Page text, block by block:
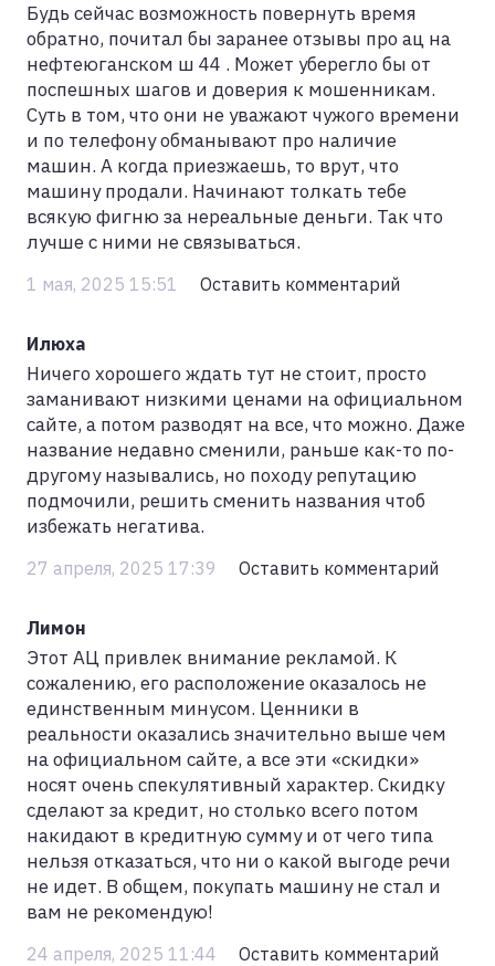
Будь сейчас возможность повернуть время
обратно, почитал бы заранее отзывы про ац на
нефтеюганском ш 44 . Может уберегло бы от
поспешных шагов и доверия к мошенникам.
Суть в том, что они не уважают чужого времени
и по телефону обманывают про наличие
машин. А когда приезжаешь, то врут, что
машину продали. Начинают толкать тебе
всякую фигню за нереальные деньги. Так что
лучше с ними не связываться.
1 мая, 2025 15:51 Оставить комментарий
Илюха
Ничего хорошего ждать тут не стоит, просто
заманивают низкими ценами на официальном
сайте, а потом разводят на все, что можно. Даже
название недавно сменили, раньше как-то по-
другому назывались, но походу репутацию
подмочили, решить сменить названия чтоб
избежать негатива.
27 апреля, 2025 17:39 Оставить комментарий
Лимон
Этот АЦ привлек внимание рекламой. К
сожалению, его расположение оказалось не
единственным минусом. Ценники в
реальности оказались значительно выше чем
на официальном сайте, а все эти «скидки»
носят очень спекулятивный характер. Скидку
сделают за кредит, но столько всего потом
накидают в кредитную сумму и от чего типа
нельзя отказаться, что ни о какой выгоде речи
не идет. В общем, покупать машину не стал и
вам не рекомендую!
24 апреля, 2025 11:44 Оставить комментарий